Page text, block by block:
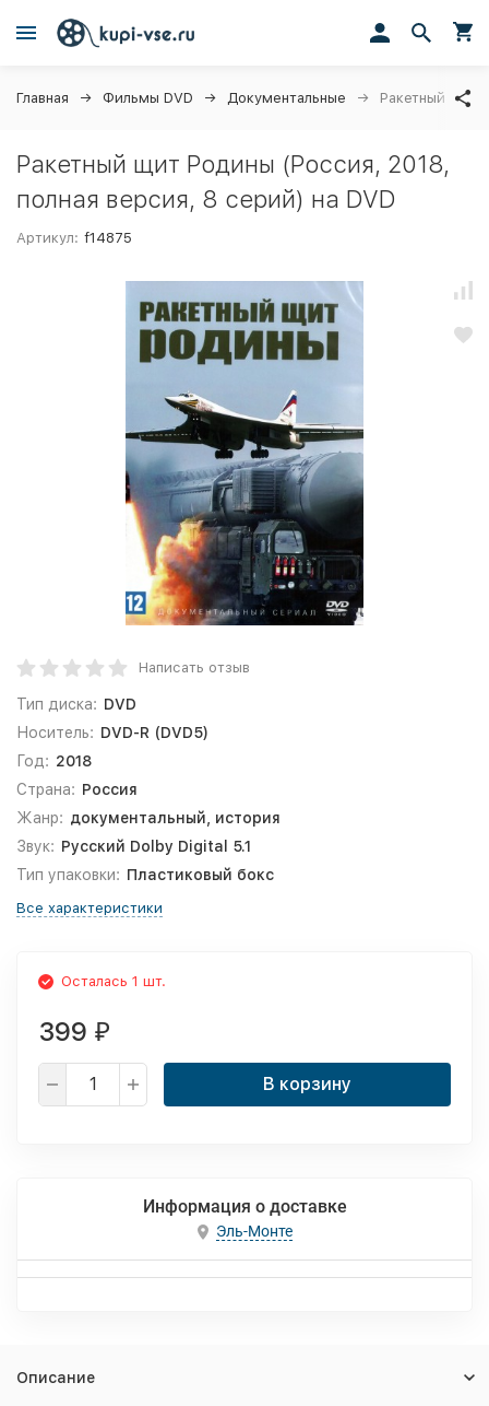
Главная Фильмы DVD Документальные Ракетный щит
Ракетный щит Родины (Россия, 2018,
полная версия, 8 серий) на DVD
Артикул: f14875
Написать отзыв
Тип диска: DVD
Носитель: DVD-R (DVD5)
Год: 2018
Страна: Россия
Жанр: документальный, история
Звук: Русский Dolby Digital 5.1
Тип упаковки: Пластиковый бокс
Все характеристики
Осталась 1 шт.
399 ₽
В корзину
Информация о доставке
Эль-Монте
Описание